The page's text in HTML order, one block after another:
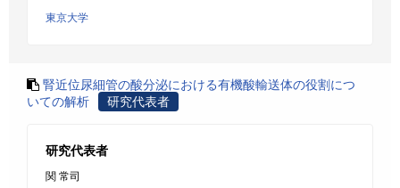
東京大学
腎近位尿細管の酸分泌における有機酸輸送体の役割につ
いての解析
研究代表者
研究代表者
関 常司